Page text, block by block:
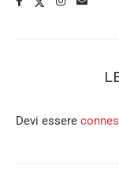
Devi essere